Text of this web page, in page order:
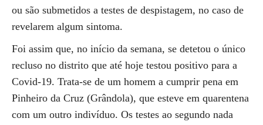
ou são submetidos a testes de despistagem, no caso de
revelarem algum sintoma.
Foi assim que, no início da semana, se detetou o único
recluso no distrito que até hoje testou positivo para a
Covid-19. Trata-se de um homem a cumprir pena em
Pinheiro da Cruz (Grândola), que esteve em quarentena
com um outro indivíduo. Os testes ao segundo nada